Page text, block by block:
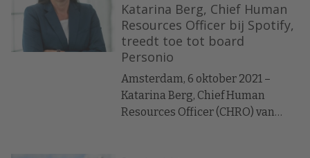
Katarina Berg, Chief Human
Resources Officer bij Spotify,
treedt toe tot board
Personio
Amsterdam, 6 oktober 2021 –
Katarina Berg, Chief Human
Resources Officer (CHRO) van